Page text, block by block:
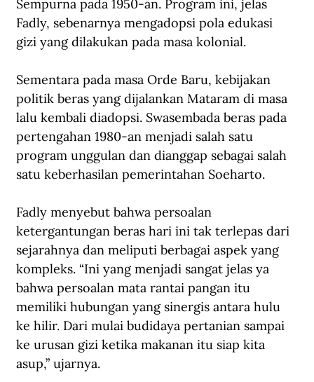
Sempurna pada 1950-an. Program ini, jelas
Fadly, sebenarnya mengadopsi pola edukasi
gizi yang dilakukan pada masa kolonial.
Sementara pada masa Orde Baru, kebijakan
politik beras yang dijalankan Mataram di masa
lalu kembali diadopsi. Swasembada beras pada
pertengahan 1980-an menjadi salah satu
program unggulan dan dianggap sebagai salah
satu keberhasilan pemerintahan Soeharto.
Fadly menyebut bahwa persoalan
ketergantungan beras hari ini tak terlepas dari
sejarahnya dan meliputi berbagai aspek yang
kompleks. “Ini yang menjadi sangat jelas ya
bahwa persoalan mata rantai pangan itu
memiliki hubungan yang sinergis antara hulu
ke hilir. Dari mulai budidaya pertanian sampai
ke urusan gizi ketika makanan itu siap kita
asup,” ujarnya.